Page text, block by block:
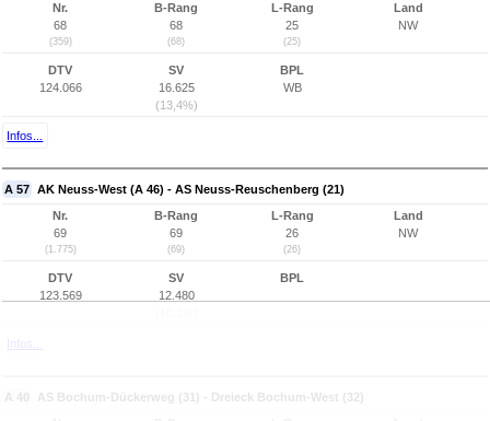
Nr.
68
(359)
B-Rang
68
(68)
L-Rang
25
(25)
Land
NW
DTV
124.066
SV
16.625
(13,4%)
BPL
WB
Infos...
A 57 AK Neuss-West (A 46) - AS Neuss-Reuschenberg (21)
Nr.
69
(1.775)
B-Rang
69
(69)
L-Rang
26
(26)
Land
NW
DTV
123.569
SV
12.480
BPL
Infos...
A 40 AS Bochum-Dückerweg (31) - Dreieck Bochum-West (32)